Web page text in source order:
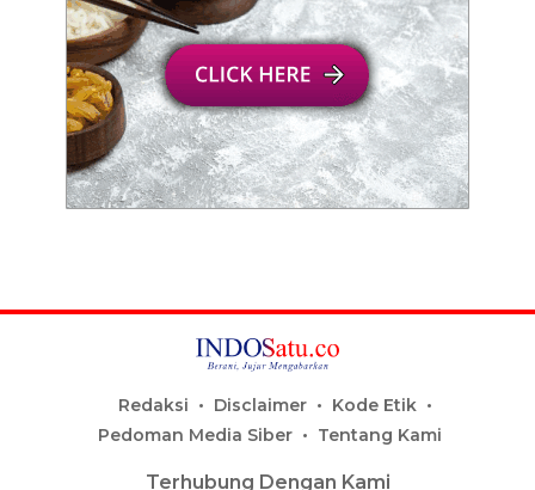
Redaksi Disclaimer
Kode Etik
Pedoman Media Siber
Tentang Kami
Terhubung Dengan Kami